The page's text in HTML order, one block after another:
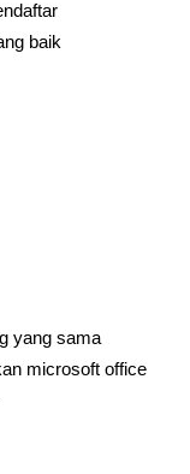
baik
yang sama
microsoft office